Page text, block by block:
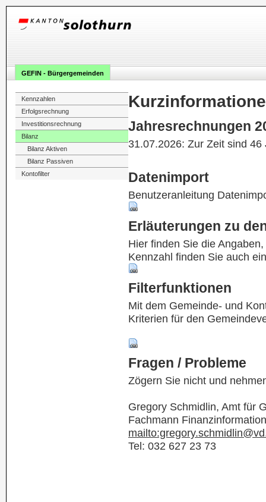
GEFIN - Bürgergemeinden
Kennzahlen
Erfolgsrechnung
Investitionsrechnung
Bilanz
Bilanz Aktiven
Bilanz Passiven
Kontofilter
Jahresrechnungen
31.07.2026: Zur Zeit sind
Datenimport
Benutzeranleitung
Erläuterungen zu
Hier finden Sie die
Kennzahl finden Sie auch
Filterfunktionen
Mit dem Gemeinde- und
Kriterien für den
Fragen / Probleme
Zögern Sie nicht und
Gregory Schmidlin, Amt für
Fachmann
Tel: 032 627 23 73